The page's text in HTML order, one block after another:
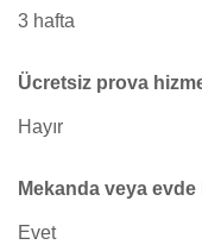
3 hafta
Ücretsiz prova
Hayır
Mekanda veya
Evet